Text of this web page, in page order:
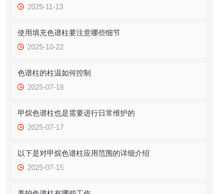
2025-11-13
使用填充色谱柱要注意哪些细节
2025-10-22
色谱柱的柱温如何控制
2025-07-18
甲烷色谱柱也是需要进行日常维护的
2025-07-17
以下是对甲烷色谱柱应用范围的详细介绍
2025-07-15